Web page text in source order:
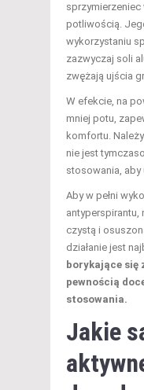
sprzymierzeniec
potliwością.
wykorzystaniu
zazwyczaj soli
zwężają ujścia
W efekcie, na
mniej potu,
komfortu.
nie jest
stosowania, aby
Aby w pełni
antyperspirantu,
czystą i
działanie jest
borykające się
pewnością
stosowania.
Jakie